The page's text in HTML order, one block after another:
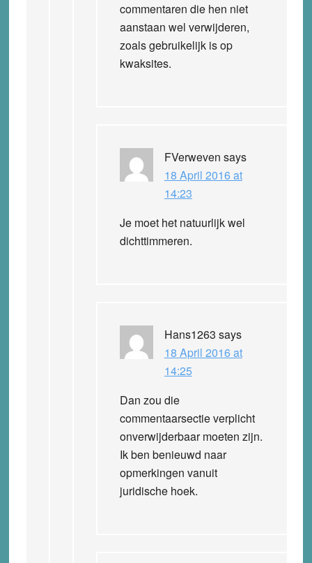
commentaren die hen niet
aanstaan wel verwijderen,
zoals gebruikelijk is op
kwaksites.
FVerweven says
18 April 2016 at
14:23
Je moet het natuurlijk wel
dichttimmeren.
Hans1263 says
18 April 2016 at
14:25
Dan zou die
commentaarsectie verplicht
onverwijderbaar moeten zijn.
Ik ben benieuwd naar
opmerkingen vanuit
juridische hoek.